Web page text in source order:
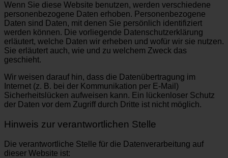
Wenn Sie diese Website benutzen, werden verschiedene
personenbezogene Daten erhoben. Personenbezogene
Daten sind Daten, mit denen Sie persönlich identifiziert
werden können. Die vorliegende Datenschutzerklärung
erläutert, welche Daten wir erheben und wofür wir sie nutzen.
Sie erläutert auch, wie und zu welchem Zweck das
geschieht.
Wir weisen darauf hin, dass die Datenübertragung im
Internet (z. B. bei der Kommunikation per E-Mail)
Sicherheitslücken aufweisen kann. Ein lückenloser Schutz
der Daten vor dem Zugriff durch Dritte ist nicht möglich.
Hinweis zur verantwortlichen Stelle
Die verantwortliche Stelle für die Datenverarbeitung auf
dieser Website ist: